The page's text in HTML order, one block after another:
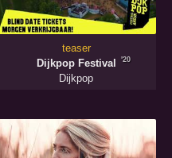
teaser
Dijkpop Festival
'20
Dijkpop